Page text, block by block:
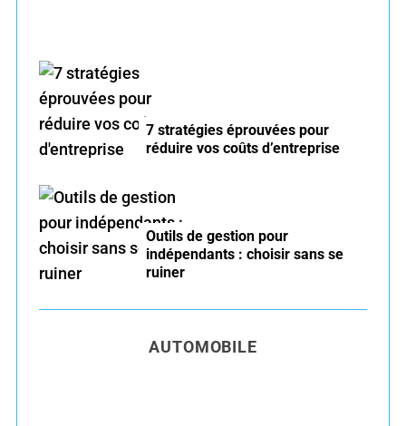
7 stratégies éprouvées pour
réduire vos coûts d’entreprise
Outils de gestion pour
indépendants : choisir sans se
ruiner
AUTOMOBILE